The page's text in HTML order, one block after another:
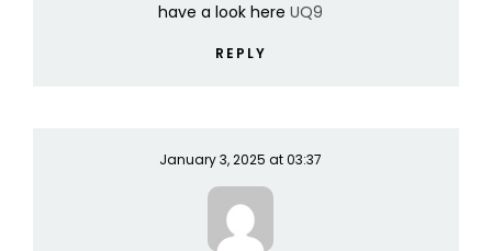
have a look here UQ9
REPLY
January 3, 2025 at 03:37